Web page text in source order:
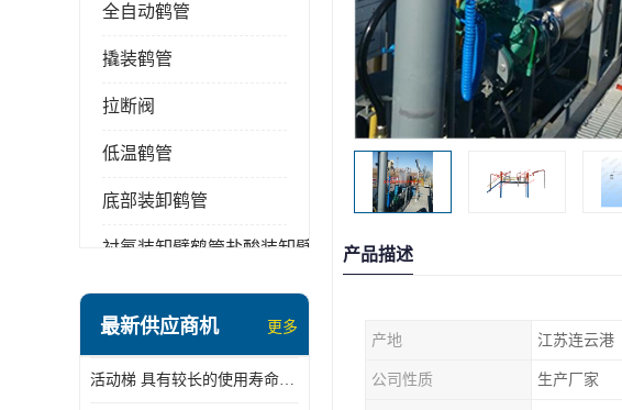
全自动鹤管
撬装鹤管
拉断阀
低温鹤管
底部装卸鹤管
衬氟装卸臂鹤管盐酸装卸臂
顶部装卸车鹤管
液氨液化气鹤管
最新供应商机 更多
活动梯 具有较长的使用寿命和耐用性 一般采用高强度材料制造
产品描述
产地 江苏连云港
公司性质 生产厂家